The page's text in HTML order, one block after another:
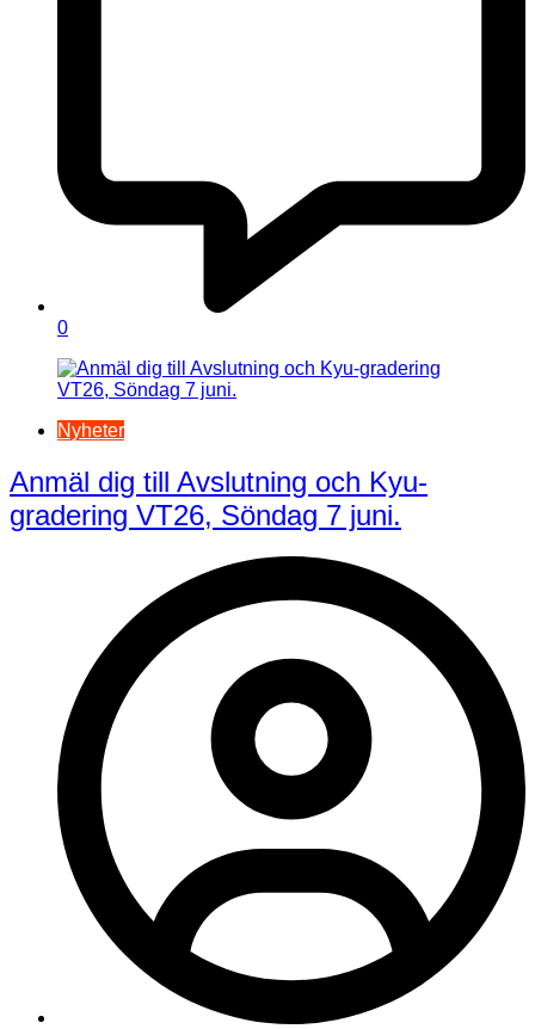
0
Nyheter
Anmäl dig till Avslutning och Kyu-
gradering VT26, Söndag 7 juni.